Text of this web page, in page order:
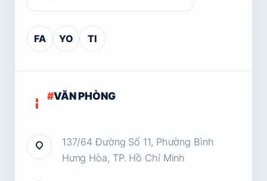
FA YO TI
#VĂN PHÒNG
137/64 Đường Số 11, Phường Bình
Hưng Hòa, TP. Hồ Chí Minh